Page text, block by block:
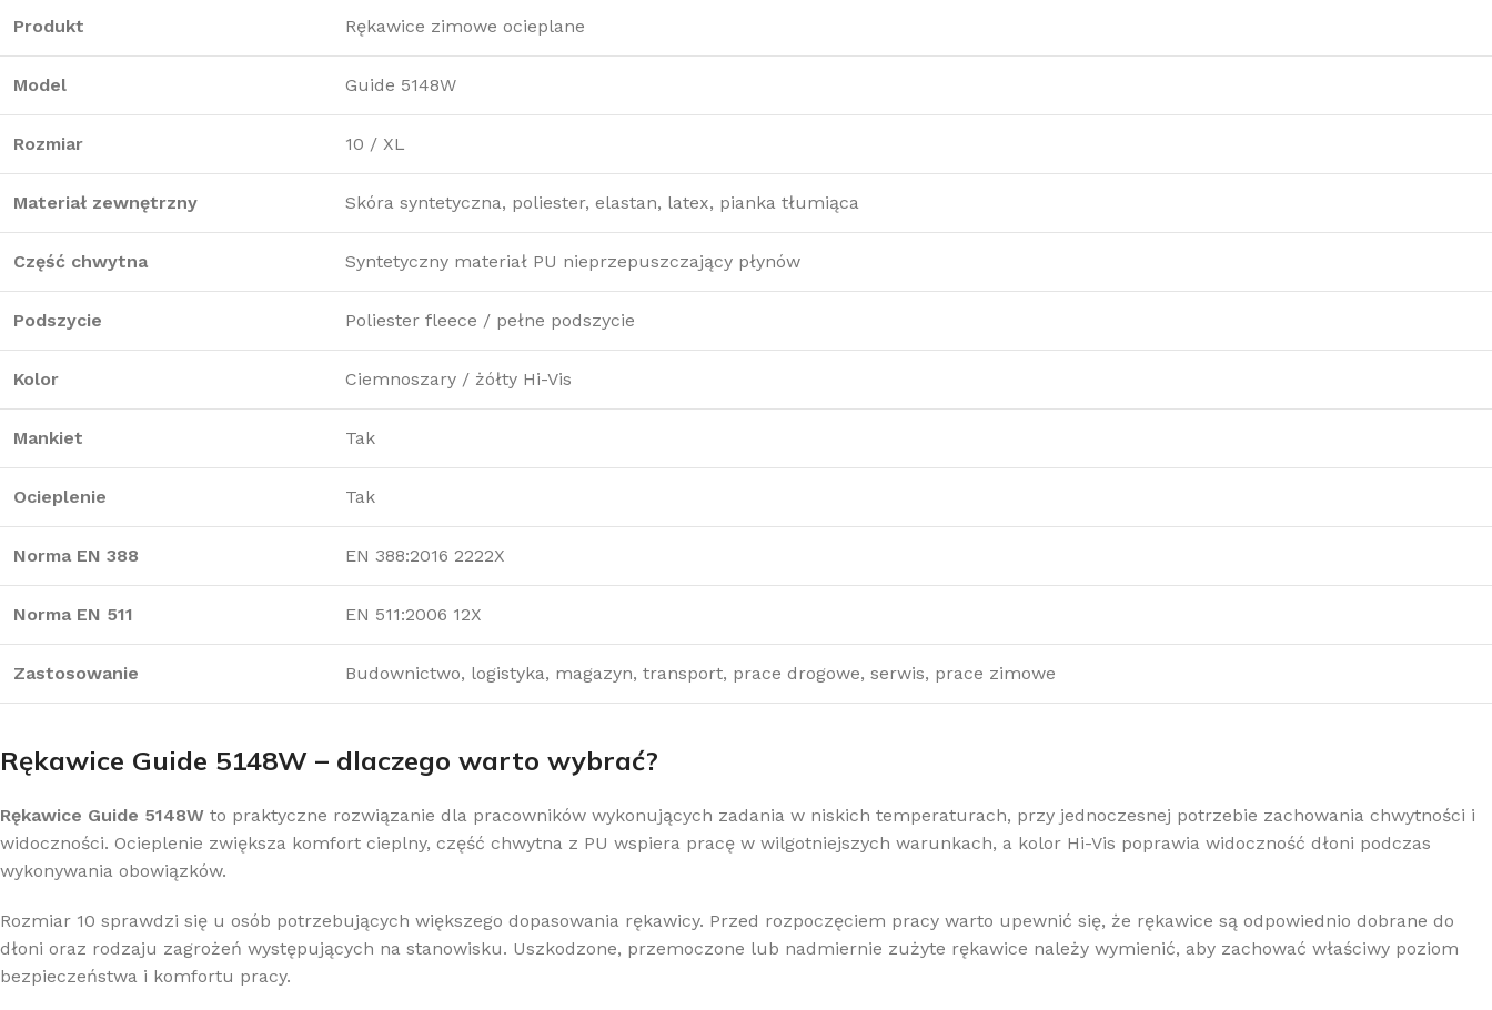
Produkt Rękawice zimowe ocieplane
Model Guide 5148W
Rozmiar 10 / XL
Materiał zewnętrzny Skóra syntetyczna, poliester, elastan, latex, pianka tłumiąca
Część chwytna Syntetyczny materiał PU nieprzepuszczający płynów
Podszycie Poliester fleece / pełne podszycie
Kolor Ciemnoszary / żółty Hi-Vis
Mankiet Tak
Ocieplenie Tak
Norma EN 388 EN 388:2016 2222X
Norma EN 511 EN 511:2006 12X
Zastosowanie Budownictwo, logistyka, magazyn, transport, prace drogowe, serwis, prace zimowe
Rękawice Guide 5148W – dlaczego warto wybrać?
Rękawice Guide 5148W to praktyczne rozwiązanie dla pracowników wykonujących zadania w niskich temperaturach, przy jednoczesnej potrzebie zachowania chwytności i
widoczności. Ocieplenie zwiększa komfort cieplny, część chwytna z PU wspiera pracę w wilgotniejszych warunkach, a kolor Hi-Vis poprawia widoczność dłoni podczas
wykonywania obowiązków.
Rozmiar 10 sprawdzi się u osób potrzebujących większego dopasowania rękawicy. Przed rozpoczęciem pracy warto upewnić się, że rękawice są odpowiednio dobrane do
dłoni oraz rodzaju zagrożeń występujących na stanowisku. Uszkodzone, przemoczone lub nadmiernie zużyte rękawice należy wymienić, aby zachować właściwy poziom
bezpieczeństwa i komfortu pracy.